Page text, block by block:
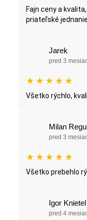
Fajn ceny a
priateľské jednanie.
Jarek
pred 3
★ ★ ★ ★ ★
Všetko rýchlo,
Milan
pred 3
★ ★ ★ ★ ★
Všetko prebehlo
Igor Knietel
pred 4